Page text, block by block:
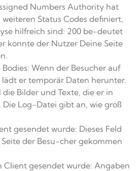
Numbers Authority hat
Status Codes definiert,
hilfreich sind: 200 be-deutet
konnte der Nutzer Deine Seite
Bodies: Wenn der Besucher auf
er temporär Daten herunter.
die Bilder und Texte, die er in
Die Log-Datei gibt an, wie groß
gesendet wurde: Dieses Feld
der Besu-cher gekommen
Client gesendet wurde: Angaben